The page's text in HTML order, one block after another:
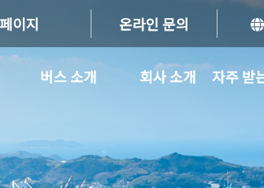
이지 온라인 문의
버스 소개 회사 소개 자주 받